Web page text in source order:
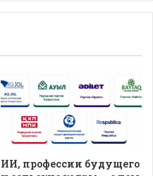
ИИ, профессии будущего